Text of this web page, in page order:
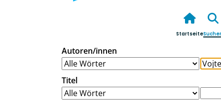
Startseite
Autoren/innen
Titel